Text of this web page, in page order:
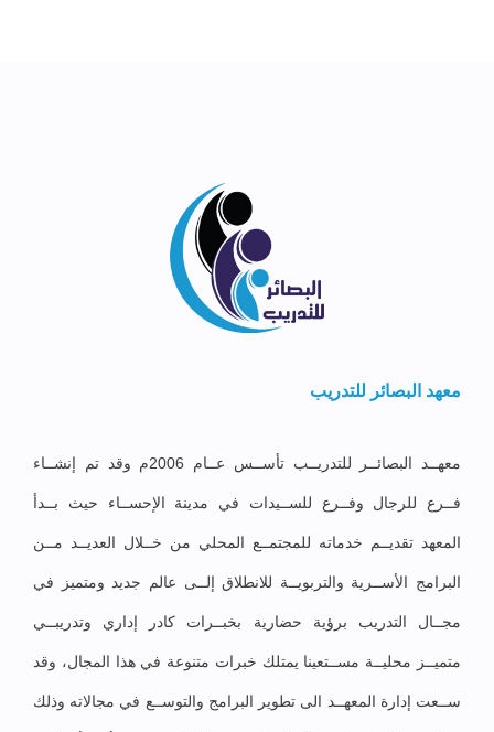
معهد البصائر للتدريب
معهــد البصائــر للتدريــب تأســس عــام 2006م وقد تم إنشــاء
فــرع للرجال وفــرع للســيدات في مدينة الإحســاء حيث بــدأ
المعهد تقديــم خدماته للمجتمــع المحلي من خــلال العديــد مــن
البرامج الأســرية والتربويــة للانطلاق إلــى عالم جديد ومتميز في
مجــال التدريب برؤية حضارية بخبــرات كادر إداري وتدريبــي
متميــز محليــة مســتعينا يمتلك خبرات متنوعة في هذا المجال، وقد
ســعت إدارة المعهــد الى تطوير البرامج والتوســع في مجالاته وذلك